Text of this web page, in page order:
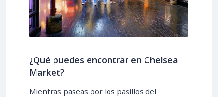
¿Qué puedes encontrar en Chelsea
Market?
Mientras paseas por los pasillos del